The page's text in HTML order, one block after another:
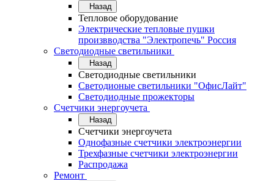
Назад
Тепловое оборудование
Электрические тепловые пушки
произвводства "Электропечь" Россия
Светодиодные светильники
Назад
Светодиодные светильники
Светодионые светильники "ОфисЛайт"
Светодиодные прожекторы
Счетчики энергоучета
Назад
Счетчики энергоучета
Однофазные счетчики электроэнергии
Трехфазные счетчики электроэнергии
Распродажа
Ремонт